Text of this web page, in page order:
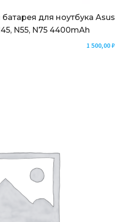
для ноутбука Asus
N55, N75 4400mAh
1 500,00₽